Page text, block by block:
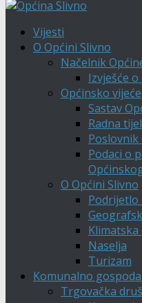
Vijesti
O Općini Slivno
Načelnik
Izvješće
Općinsko vijeće
Sastav
Radna
Poslovnik
Podaci o
O Općini Slivno
Podrijetlo
Naselja
Turizam
Komunalno
Trgovačka